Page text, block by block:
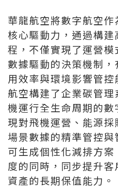
華龍航空將數字航空
核心驅動力，通過構
程，不僅實現了運營
數據驅動的決策機制，
用效率與環境影響管
航空構建了企業碳管
機運行全生命周期的
現對飛機運營、能源
場景數據的精準管控
可生成個性化減排方
度的同時，同步提升
資產的長期保值能力。